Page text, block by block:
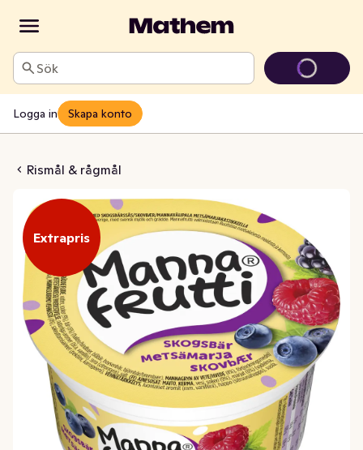
Sök
Logga in Skapa konto
Rismål & rågmål
Skogsbär
Extrapris